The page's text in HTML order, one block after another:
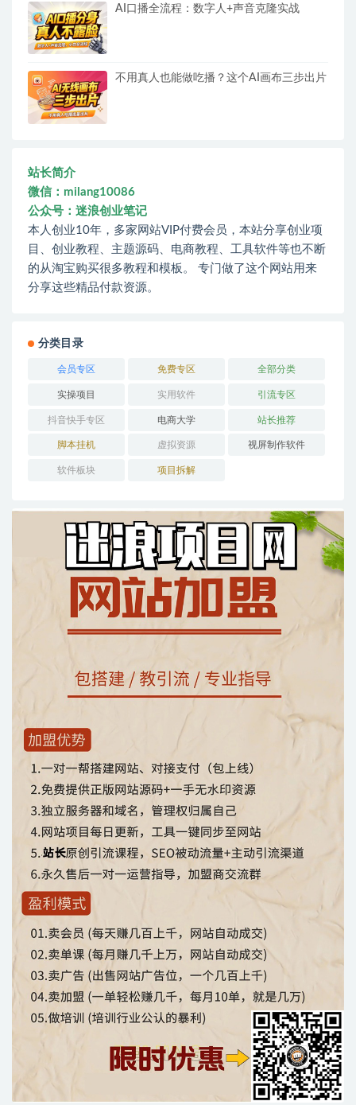
AI口播全流程：数字人+声音克隆实战
不用真人也能做吃播？这个AI画布三步出片
站长简介
微信：milang10086
公众号：迷浪创业笔记
本人创业10年，多家网站VIP付费会员，本站分享创业项
目、创业教程、主题源码、电商教程、工具软件等也不断
的从淘宝购买很多教程和模板。 专门做了这个网站用来
分享这些精品付款资源。
分类目录
会员专区 免费专区 全部分类
实操项目 实用软件 引流专区
抖音快手专区 电商大学 站长推荐
脚本挂机 虚拟资源 视屏制作软件
软件板块 项目拆解